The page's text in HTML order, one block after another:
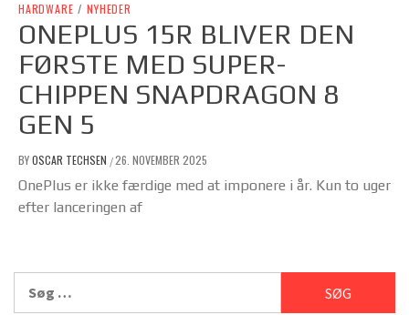
HARDWARE / NYHEDER
ONEPLUS 15R BLIVER DEN
FØRSTE MED SUPER-
CHIPPEN SNAPDRAGON 8
GEN 5
BYOSCAR TECHSEN /26. NOVEMBER 2025
OnePlus er ikke færdige med at imponere i år. Kun to uger
efter lanceringen af
efter: